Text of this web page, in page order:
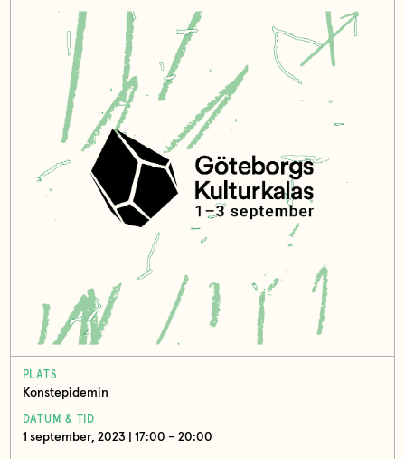
PLATS
Konstepidemin
DATUM & TID
1 september, 2023 | 17:00 – 20:00